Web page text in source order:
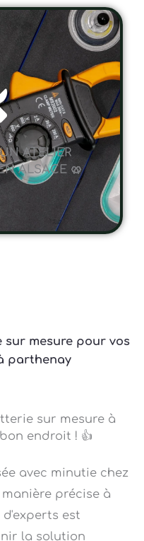
ATELIER
ALSACE 🥨
mesure pour vos
parthenay
endroit ! 👍
précise à
est
la solution